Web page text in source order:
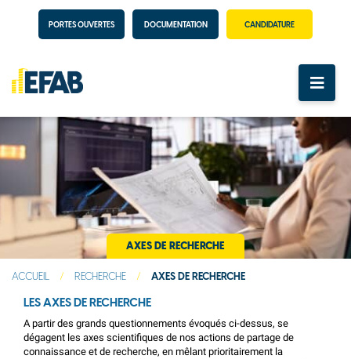
PORTES OUVERTES DOCUMENTATION CANDIDATURE
AXES DE RECHERCHE
ACCUEIL / RECHERCHE / AXES DE RECHERCHE
LES AXES DE RECHERCHE
A partir des grands questionnements évoqués ci-dessus, se
dégagent les axes scientifiques de nos actions de partage de
connaissance et de recherche, en mêlant prioritairement la